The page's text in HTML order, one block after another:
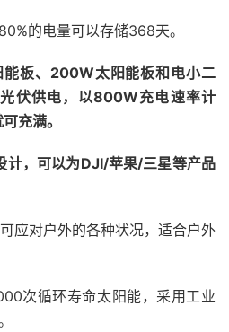
的电量可以存储368天。
板、200W太阳能板和电小二
伏供电，以800W充电速率计
充满。
计，可以为DJI/苹果/三星等产品
应对户外的各种状况，适合户外
次循环寿命太阳能，采用工业